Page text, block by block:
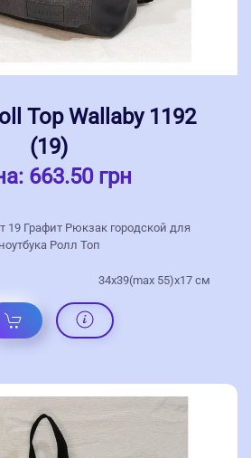
Top Wallaby 1192
(19)
663.50 грн
19 Графит Рюкзак городской для
ноутбука Ролл Топ
34х39(max 55)х17 см